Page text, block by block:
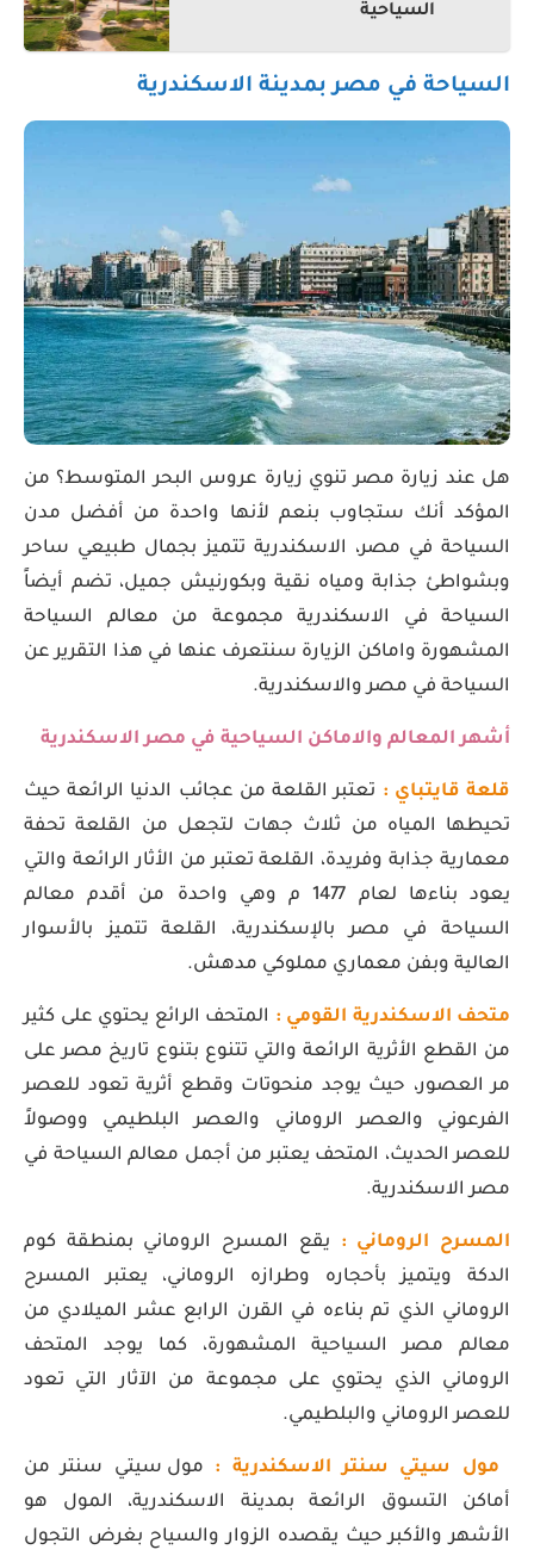
السياحية
السياحة في مصر بمدينة الاسكندرية
هل عند زيارة مصر تنوي زيارة عروس البحر المتوسط؟ من
المؤكد أنك ستجاوب بنعم لأنها واحدة من أفضل مدن
السياحة في مصر، الاسكندرية تتميز بجمال طبيعي ساحر
وبشواطئ جذابة ومياه نقية وبكورنيش جميل، تضم أيضاً
السياحة في الاسكندرية مجموعة من معالم السياحة
المشهورة واماكن الزيارة سنتعرف عنها في هذا التقرير عن
السياحة في مصر والاسكندرية.
أشهر المعالم والاماكن السياحية في مصر الاسكندرية
قلعة قايتباي : تعتبر القلعة من عجائب الدنيا الرائعة حيث
تحيطها المياه من ثلاث جهات لتجعل من القلعة تحفة
معمارية جذابة وفريدة، القلعة تعتبر من الأثار الرائعة والتي
يعود بناءها لعام 1477 م وهي واحدة من أقدم معالم
السياحة في مصر بالإسكندرية، القلعة تتميز بالأسوار
العالية وبفن معماري مملوكي مدهش.
متحف الاسكندرية القومي : المتحف الرائع يحتوي على كثير
من القطع الأثرية الرائعة والتي تتنوع بتنوع تاريخ مصر على
مر العصور، حيث يوجد منحوتات وقطع أثرية تعود للعصر
الفرعوني والعصر الروماني والعصر البلطيمي ووصولاً
للعصر الحديث، المتحف يعتبر من أجمل معالم السياحة في
مصر الاسكندرية.
المسرح الروماني :
يقع المسرح الروماني بمنطقة كوم
الدكة ويتميز بأحجاره وطرازه الروماني، يعتبر المسرح
الروماني الذي تم بناءه في القرن الرابع عشر الميلادي من
معالم مصر السياحية المشهورة، كما يوجد المتحف
الروماني الذي يحتوي على مجموعة من الآثار التي تعود
للعصر الروماني والبلطيمي.
مول سيتي سنتر الاسكندرية :
مول سيتي سنتر من
أماكن التسوق الرائعة بمدينة الاسكندرية، المول هو
الأشهر والأكبر حيث يقصده الزوار والسياح بغرض التجول